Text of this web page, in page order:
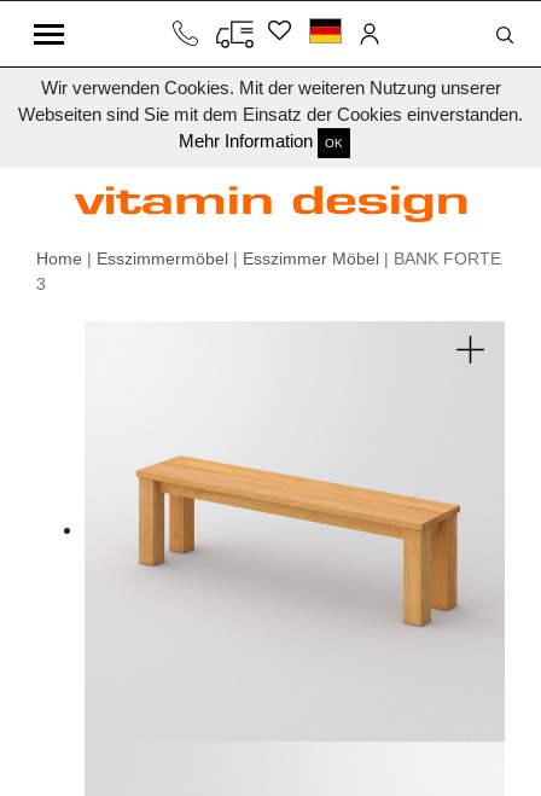
Wir verwenden Cookies. Mit der weiteren Nutzung unserer
Webseiten sind Sie mit dem Einsatz der Cookies einverstanden.
Mehr Information
OK
Home | Esszimmermöbel | Esszimmer Möbel | BANK FORTE
3